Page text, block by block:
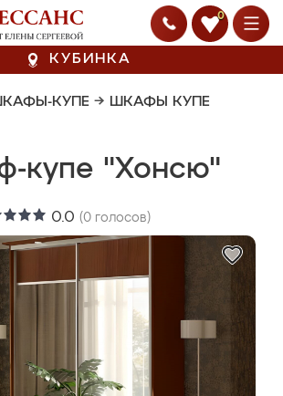
0
КУБИНКА
КУПЕ → ШКАФЫ КУПЕ
купе "Хонсю"
0.0 (0 голосов)